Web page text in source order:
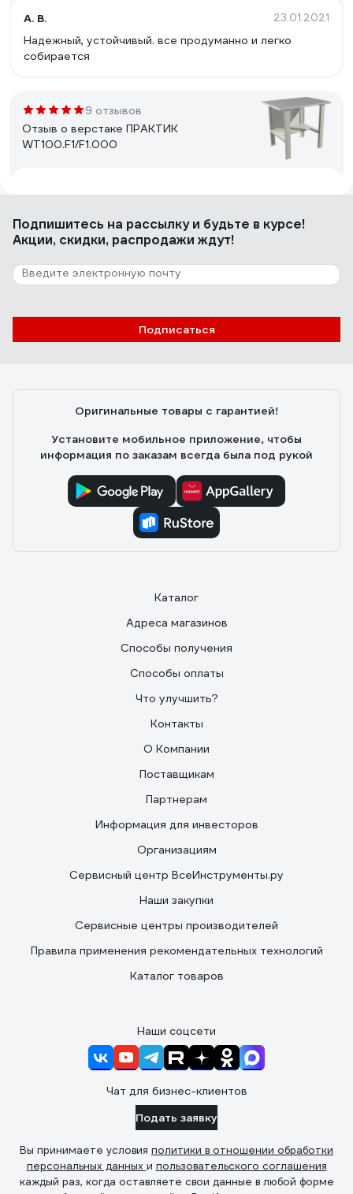
А. В. 23.01.2021
Надежный, устойчивый. все продуманно и легко
собирается
9 отзывов
Отзыв о верстаке ПРАКТИК
WT100.F1/F1.000
эксплуатации. Надежен.
16 отзывов
M100.MF1/MF1.000
Подпишитесь на рассылкуи будьте в курсе!
Акции, скидки, распродажи ждут!
Подписаться
Оригинальные товары с гарантией!
Установите мобильное приложение, чтобы
информация по заказам всегда была под рукой
Каталог
Адреса магазинов
Способы получения
Способы оплаты
Что улучшить?
Контакты
О Компании
Поставщикам
Партнерам
Информация для инвесторов
Организациям
Сервисный центр ВсеИнструменты.ру
Наши закупки
Сервисные центры производителей
Правила применения рекомендательных технологий
Каталог товаров
Наши соцсети
Чат для бизнес-клиентов
Подать заявку
Вы принимаете условия политики в отношении обработки
персональных данных и пользовательского соглашения
каждый раз, когда оставляете свои данные в любой форме